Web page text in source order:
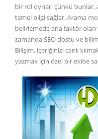
bir rol oynar; çünkü bunlar,
temel bilgi sağlar. Arama
belirlemede ana faktör olan
zamanda SEO dostu ve
Bilişim, içeriğinizi canlı
yazmak için özel bir ekibe